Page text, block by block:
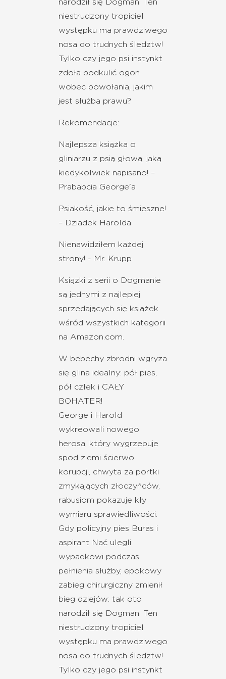
narodził się Dogman. Ten
niestrudzony tropiciel
występku ma prawdziwego
nosa do trudnych śledztw!
Tylko czy jego psi instynkt
zdoła podkulić ogon
wobec powołania, jakim
jest służba prawu?
Rekomendacje:
Najlepsza książka o
gliniarzu z psią głową, jaką
kiedykolwiek napisano! –
Prababcia George'a
Psiakość, jakie to śmieszne!
– Dziadek Harolda
Nienawidziłem każdej
strony! - Mr. Krupp
Książki z serii o Dogmanie
są jednymi z najlepiej
sprzedających się książek
wśród wszystkich kategorii
na Amazon.com. ​
W bebechy zbrodni wgryza
się glina idealny: pół pies,
pół człek i CAŁY
BOHATER!
George i Harold
wykreowali nowego
herosa, który wygrzebuje
spod ziemi ścierwo
korupcji, chwyta za portki
zmykających złoczyńców,
rabusiom pokazuje kły
wymiaru sprawiedliwości.
Gdy policyjny pies Buras i
aspirant Nać ulegli
wypadkowi podczas
pełnienia służby, epokowy
zabieg chirurgiczny zmienił
bieg dziejów: tak oto
narodził się Dogman. Ten
niestrudzony tropiciel
występku ma prawdziwego
nosa do trudnych śledztw!
Tylko czy jego psi instynkt